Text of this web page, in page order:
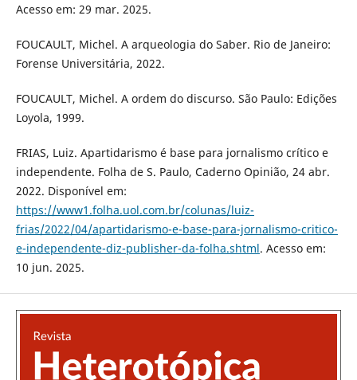
Acesso em: 29 mar. 2025.
FOUCAULT, Michel. A arqueologia do Saber. Rio de Janeiro:
Forense Universitária, 2022.
FOUCAULT, Michel. A ordem do discurso. São Paulo: Edições
Loyola, 1999.
FRIAS, Luiz. Apartidarismo é base para jornalismo crítico e
independente. Folha de S. Paulo, Caderno Opinião, 24 abr.
2022. Disponível em:
https://www1.folha.uol.com.br/colunas/luiz-
frias/2022/04/apartidarismo-e-base-para-jornalismo-critico-
e-independente-diz-publisher-da-folha.shtml. Acesso em:
10 jun. 2025.